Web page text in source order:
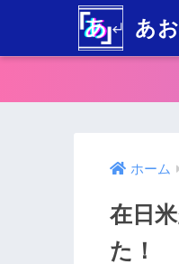
あ
ホーム
在日
た！